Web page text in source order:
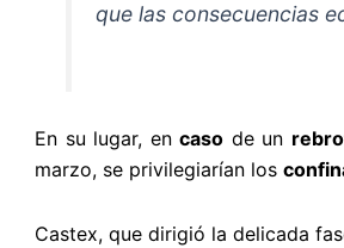
que las consecuencias
En su lugar, encaso de un
marzo, se privilegiarían los
Castex, que dirigió la delicada